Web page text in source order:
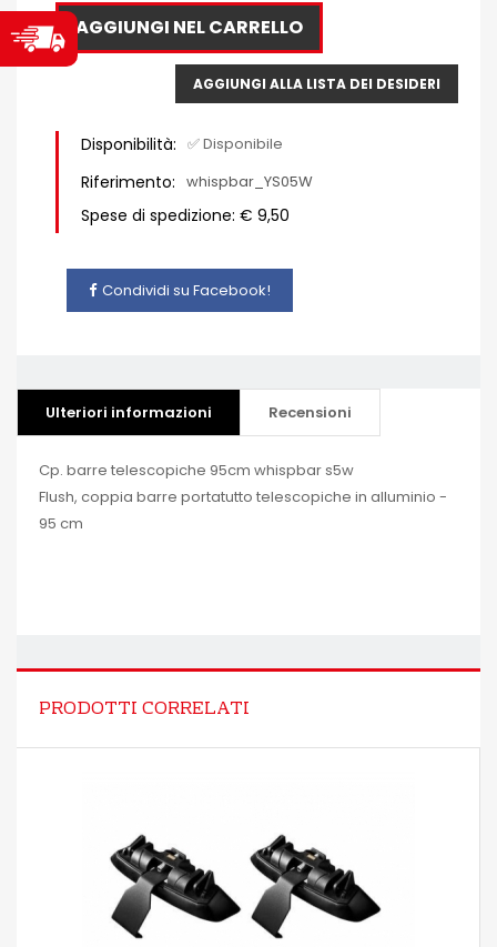
AGGIUNGI NEL CARRELLO
AGGIUNGI ALLA LISTA DEI DESIDERI
Disponibilità: ✅ Disponibile
Riferimento: whispbar_YS05W
Spese di spedizione: € 9,50
Condividi su Facebook!
Ulteriori informazioni Recensioni
Cp. barre telescopiche 95cm whispbar s5w
Flush, coppia barre portatutto telescopiche in alluminio -
95 cm
PRODOTTI CORRELATI